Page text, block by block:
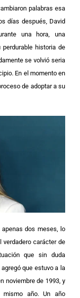
palabras esa
días después, David
una hora, una
historia de
se volvió seria
En el momento en
de adoptar a su
apenas dos meses, lo
carácter de
que sin duda
que estuvo a la
noviembre de 1993, y
mismo año. Un año